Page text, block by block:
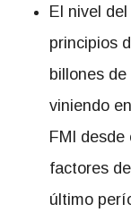
El nivel
principios
billones
viniendo
FMI
factores
último